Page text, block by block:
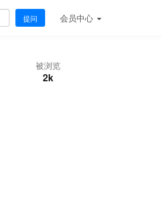
提问 会员中心
被浏览
2k